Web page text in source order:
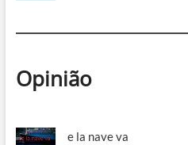
Opinião
e la nave va